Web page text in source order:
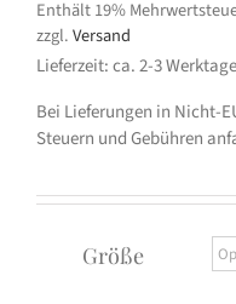
Enthält 19%
zzgl.Versand
Lieferzeit: ca. 2-3 Werktage
Bei Lieferungen in Nicht-
Steuern und Gebühren
Größe